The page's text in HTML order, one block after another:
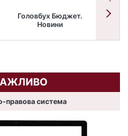
Головбух Бюджет.
Новини
правова система